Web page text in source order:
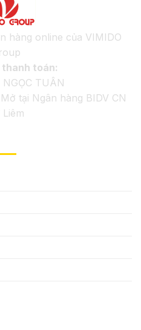
hàng online của VIMIDO
thanh toán:
TUÂN
tại Ngân hàng BIDV CN
Liêm